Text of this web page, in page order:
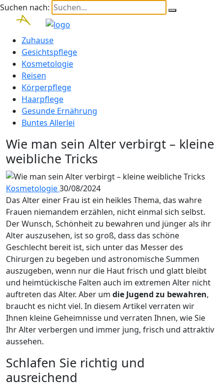
Suchen nach:
Zuhause
Gesichtspflege
Kosmetologie
Reisen
Körperpflege
Haarpflege
Gesunde Ernährung
Buntes Allerlei
Wie man sein Alter verbirgt – kleine
weibliche Tricks
Kosmetologie30/08/2024
Das Alter einer Frau ist ein heikles Thema, das wahre
Frauen niemandem erzählen, nicht einmal sich selbst.
Der Wunsch, Schönheit zu bewahren und jünger als ihr
Alter auszusehen, ist so groß, dass das schöne
Geschlecht bereit ist, sich unter das Messer des
Chirurgen zu begeben und astronomische Summen
auszugeben, wenn nur die Haut frisch und glatt bleibt
und heimtückische Falten auch im extremen Alter nicht
auftreten das Alter. Aber um die Jugend zu bewahren,
braucht es nicht viel. In diesem Artikel verraten wir
Ihnen kleine Geheimnisse und verraten Ihnen, wie Sie
Ihr Alter verbergen und immer jung, frisch und attraktiv
aussehen.
Schlafen Sie richtig und
ausreichend